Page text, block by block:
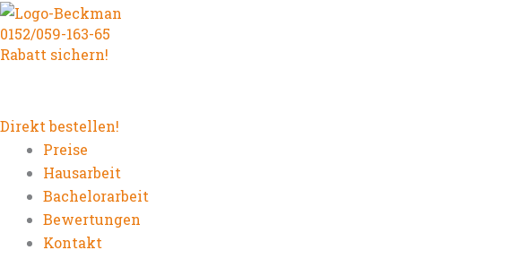
Zum
Inhalt
springen
0152/059-163-65
Rabatt sichern!
Direkt bestellen!
Preise
Hausarbeit
Bachelorarbeit
Bewertungen
Kontakt